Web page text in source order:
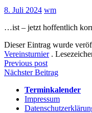
8. Juli 2024 wm
…ist – jetzt hoffentlich
Dieser Eintrag wurde
Vereinsturnier.
Previous post
Nächster Beitrag
Terminkalender
Impressum